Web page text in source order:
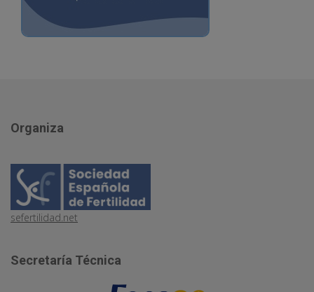
Organiza
sefertilidad.net
Secretaría Técnica